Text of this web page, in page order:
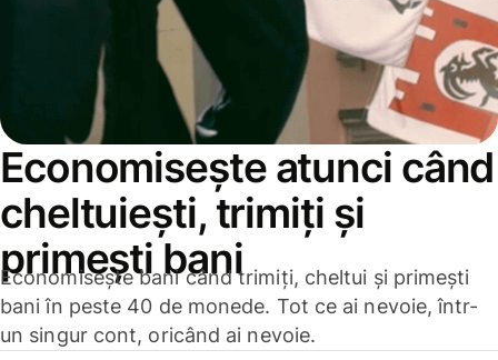
Economisește atunci când
cheltuiești, trimiți și
primești bani
Economisește bani când trimiți, cheltui și primești
bani în peste 40 de monede. Tot ce ai nevoie, într-
un singur cont, oricând ai nevoie.